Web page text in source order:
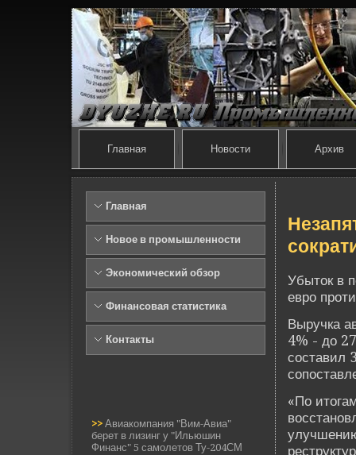
Главная Новости Архив
Главная
Новое в промышленности
Экономический обзор
Финансовая статистика
Контакты
>> Авиакомпания "Вим-Авиа"
берет в лизинг у "Ильюшин
Финанс" 5 самолетов Ту-204СМ
Убыток в
евро
Выручка
4% - до
составил
«По